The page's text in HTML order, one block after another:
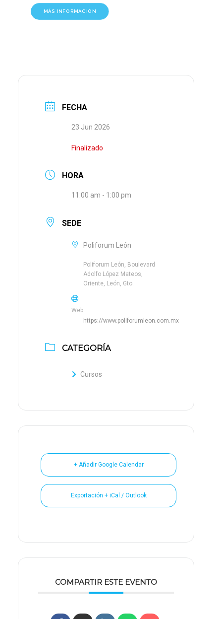
MÁS INFORMACIÓN
FECHA
23 Jun 2026
Finalizado
HORA
11:00 am - 1:00 pm
SEDE
Poliforum León
Poliforum León, Boulevard
Adolfo López Mateos,
Oriente, León, Gto.
Web
https://www.poliforumleon.com.mx
CATEGORÍA
Cursos
+ Añadir Google Calendar
Exportación + iCal / Outlook
COMPARTIR ESTE EVENTO